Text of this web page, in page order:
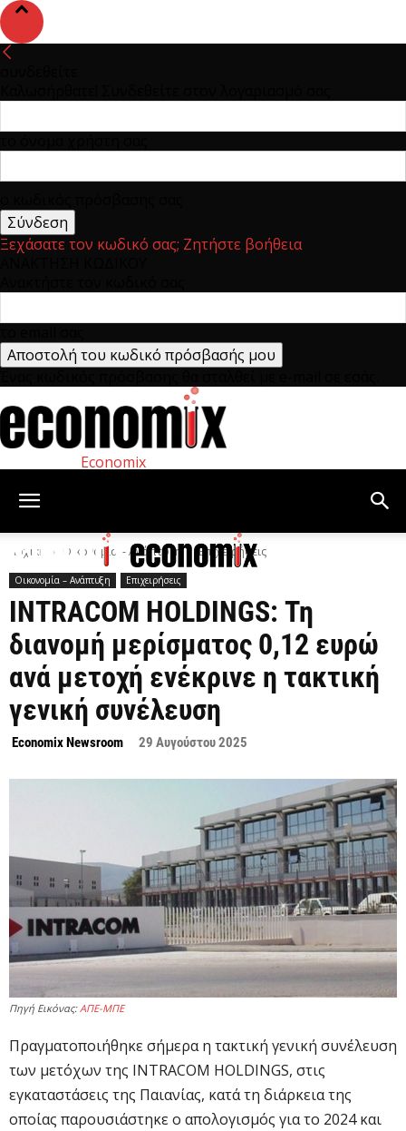
Ξεχάσατε τον κωδικό σας; Ζητήστε βοήθεια
Economix
Αρχική Οικονομία – Ανάπτυξη Επιχειρήσεις
Οικονομία – Ανάπτυξη Επιχειρήσεις
INTRACOM HOLDINGS: Τη
διανομή μερίσματος 0,12 ευρώ
ανά μετοχή ενέκρινε η τακτική
γενική συνέλευση
Economix Newsroom 29 Αυγούστου 2025
Πηγή Εικόνας:ΑΠΕ-ΜΠΕ
Πραγματοποιήθηκε σήμερα η τακτική γενική συνέλευση
των μετόχων της INTRACOM HOLDINGS, στις
εγκαταστάσεις της Παιανίας, κατά τη διάρκεια της
οποίας παρουσιάστηκε ο απολογισμός για το 2024 και